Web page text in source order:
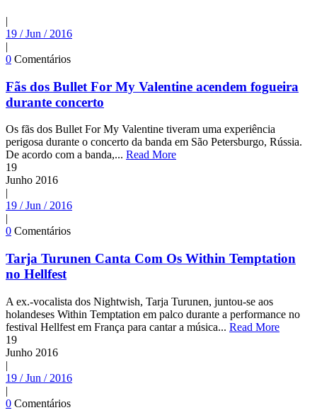
|
19 / Jun / 2016
|
0 Comentários
Fãs dos Bullet For My Valentine acendem fogueira
durante concerto
Os fãs dos Bullet For My Valentine tiveram uma experiência
perigosa durante o concerto da banda em São Petersburgo, Rússia.
De acordo com a banda,... Read More
19
Junho 2016
|
19 / Jun / 2016
|
0 Comentários
Tarja Turunen Canta Com Os Within Temptation
no Hellfest
A ex.-vocalista dos Nightwish, Tarja Turunen, juntou-se aos
holandeses Within Temptation em palco durante a performance no
festival Hellfest em França para cantar a música... Read More
19
Junho 2016
|
19 / Jun / 2016
|
0 Comentários